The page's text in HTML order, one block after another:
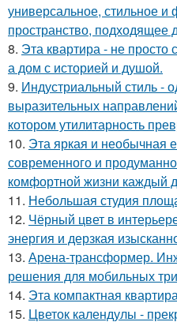
универсальное, стильное и
пространство,
8. Эта квартира - не просто
а дом с историей и душой.
9. Индустриальный стиль -
выразительных
котором утилитарность
10. Эта яркая и необычная
современного и
комфортной жизни каждый
11. Небольшая студия
12. Чёрный цвет в
энергия и дерзкая
13. Арена-трансформер.
решения для мобильных
14. Эта компактная
15. Цветок календулы -